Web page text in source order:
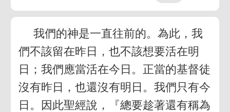
我們的神是一直往前的。為此，我
們不該留在昨日，也不該想要活在明
日；我們應當活在今日。正當的基督徒
沒有昨日，也還沒有明日。我們只有今
日。因此聖經說，『總要趁著還有稱為